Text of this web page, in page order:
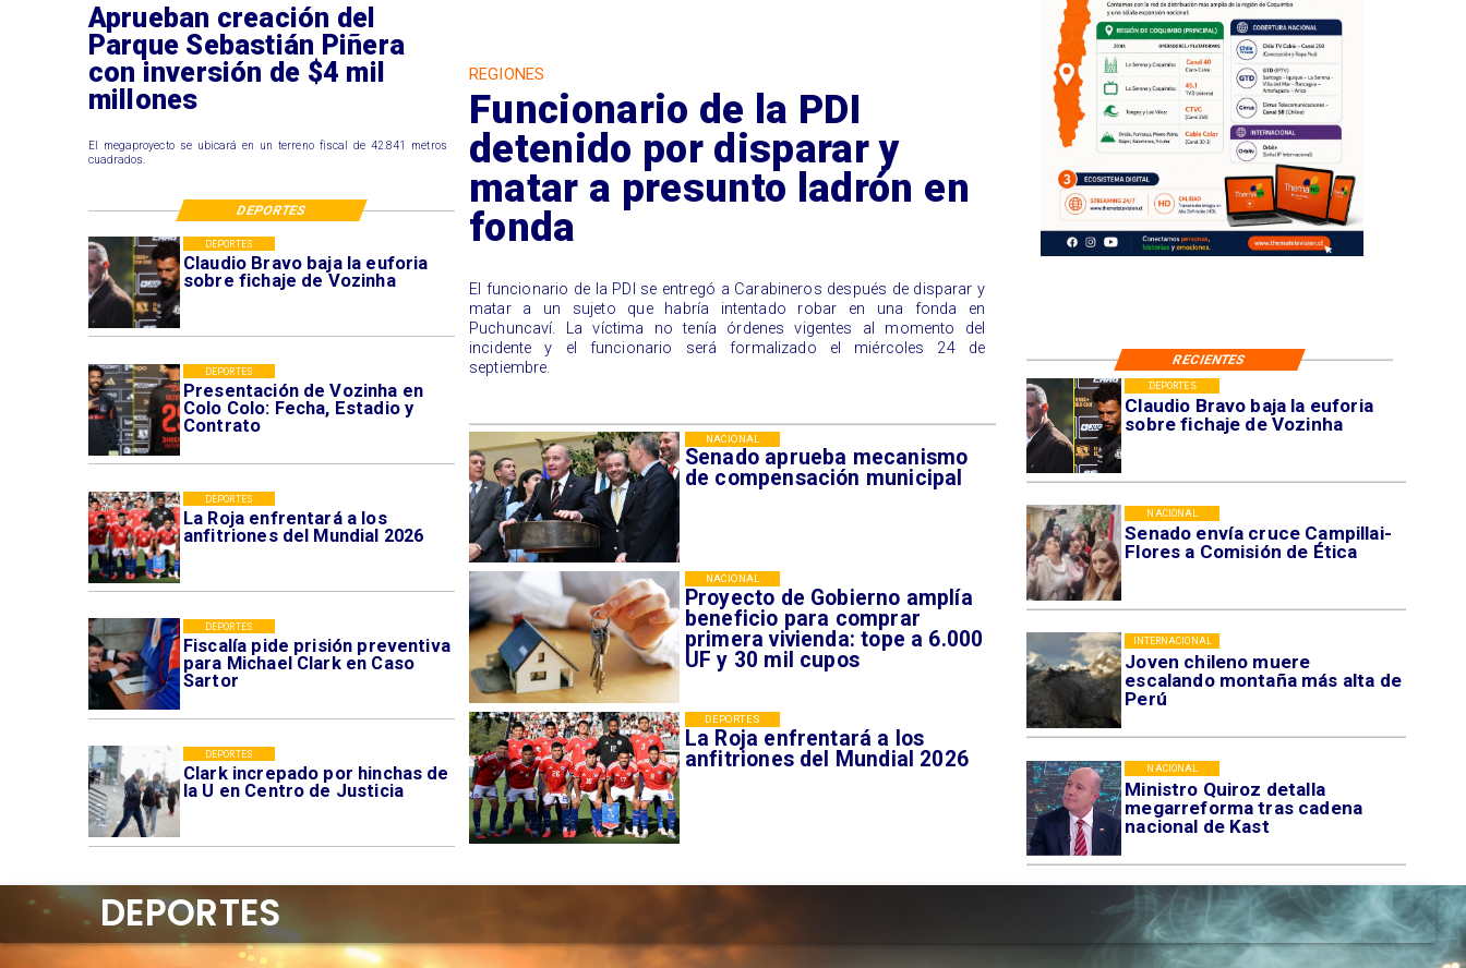
Claudio Bravo baja la euforia
sobre fichaje de Vozinha
DEPORTES
Senado envía cruce Campillai-
Flores a Comisión de Ética
NACIONAL
Joven chileno muere
escalando montaña más alta de
Perú
INTERNACIONAL
Ministro Quiroz detalla
megarreforma tras cadena
nacional de Kast
NACIONAL
Claudio Bravo baja la euforia
sobre fichaje de Vozinha
DEPORTES
Presentación de Vozinha en
Colo Colo: Fecha, Estadio y
Contrato
DEPORTES
La Roja enfrentará a los
anfitriones del Mundial 2026
DEPORTES
Fiscalía pide prisión preventiva
para Michael Clark en Caso
Sartor
DEPORTES
Clark increpado por hinchas de
la U en Centro de Justicia
DEPORTES
Senado aprueba mecanismo
de compensación municipal
NACIONAL
Proyecto de Gobierno amplía
beneficio para comprar
primera vivienda: tope a 6.000
UF y 30 mil cupos
NACIONAL
La Roja enfrentará a los
anfitriones del Mundial 2026
DEPORTES
Aprueban creación del
Parque Sebastián Piñera
con inversión de $4 mil
millones
El megaproyecto se ubicará en un terreno fiscal de 42.841 metros
cuadrados.
REGIONES
Funcionario de la PDI
detenido por disparar y
matar a presunto ladrón en
fonda
El funcionario de la PDI se entregó a Carabineros después de disparar y
matar a un sujeto que habría intentado robar en una fonda en
Puchuncaví. La víctima no tenía órdenes vigentes al momento del
incidente y el funcionario será formalizado el miércoles 24 de
septiembre.
RECIENTES
DEPORTES
DEPORTES